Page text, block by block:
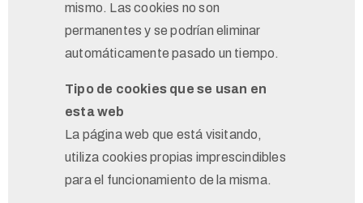
mismo. Las cookies no son
permanentes y se podrían eliminar
automáticamente pasado un tiempo.
Tipo de cookies que se usan en
esta web
La página web que está visitando,
utiliza cookies propias imprescindibles
para el funcionamiento de la misma.